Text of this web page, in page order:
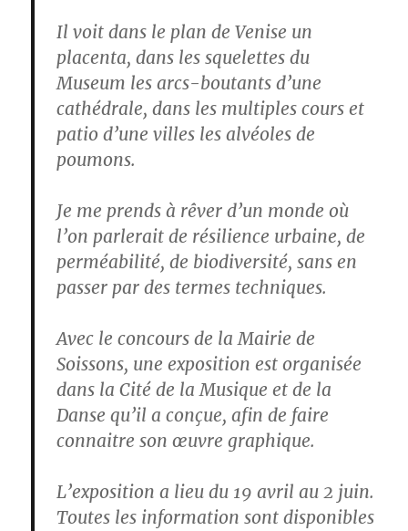
Il voit dans le plan de Venise un
placenta, dans les squelettes du
Museum les arcs-boutants d’une
cathédrale, dans les multiples cours et
patio d’une villes les alvéoles de
poumons.
Je me prends à rêver d’un monde où
l’on parlerait de résilience urbaine, de
perméabilité, de biodiversité, sans en
passer par des termes techniques.
Avec le concours de la Mairie de
Soissons, une exposition est organisée
dans la Cité de la Musique et de la
Danse qu’il a conçue, afin de faire
connaitre son œuvre graphique.
L’exposition a lieu du 19 avril au 2 juin.
Toutes les information sont disponibles